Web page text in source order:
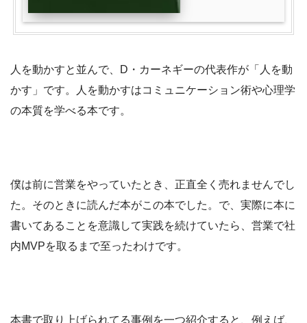
人を動かすと並んで、D・カーネギーの代表作が「人を動
かす」です。人を動かすはコミュニケーション術や心理学
の本質を学べる本です。
僕は前に営業をやっていたとき、正直全く売れませんでし
た。そのときに読んだ本がこの本でした。で、実際に本に
書いてあることを意識して実践を続けていたら、営業で社
内MVPを取るまで至ったわけです。
本書で取り上げられてる事例を一つ紹介すると、例えば、